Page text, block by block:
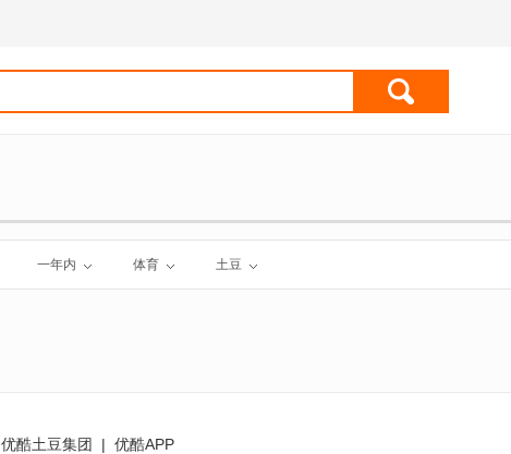
一年内 体育 土豆
优酷土豆集团 | 优酷APP